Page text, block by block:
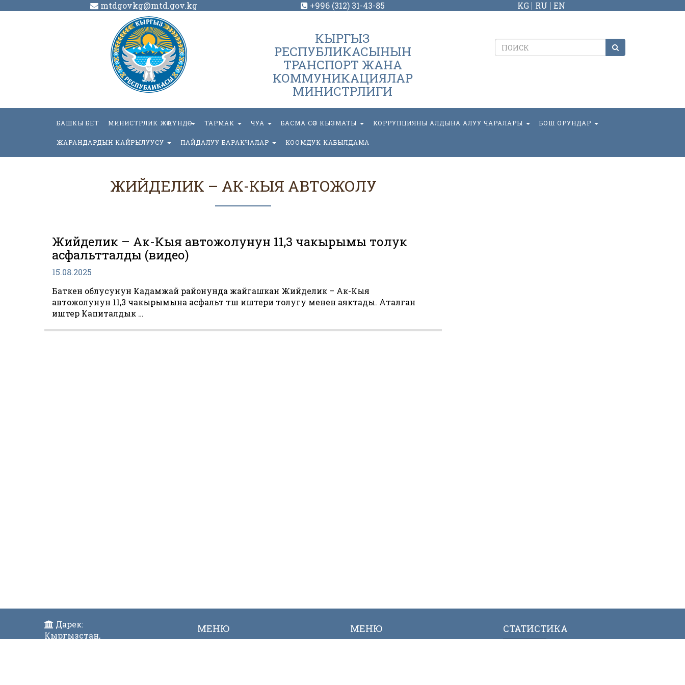
mtdgovkg@mtd.gov.kg +996 (312) 31-43-85 KG RU EN
КЫРГЫЗ
РЕСПУБЛИКАСЫНЫН
ТРАНСПОРТ ЖАНА
КОММУНИКАЦИЯЛАР
МИНИСТРЛИГИ
БАШКЫ БЕТ МИНИСТРЛИК ЖӨНҮНДӨ ТАРМАК ЧУА БАСМА СӨЗ КЫЗМАТЫ КОРРУПЦИЯНЫ АЛДЫНА АЛУУ ЧАРАЛАРЫ БОШ ОРУНДАР
ЖАРАНДАРДЫН КАЙРЫЛУУСУ ПАЙДАЛУУ БАРАКЧАЛАР КООМДУК КАБЫЛДАМА
ЖИЙДЕЛИК – АК-КЫЯ АВТОЖОЛУ
Жийделик – Ак-Кыя автожолунун 11,3 чакырымы толук
асфальтталды (видео)
15.08.2025
Баткен облусунун Кадамжай районунда жайгашкан Жийделик – Ак-Кыя
автожолунун 11,3 чакырымына асфальт төшөө иштери толугу менен аяктады. Аталган
иштер Капиталдык …
Дарек:
Кыргызстан,
МЕНЮ МЕНЮ СТАТИСТИКА